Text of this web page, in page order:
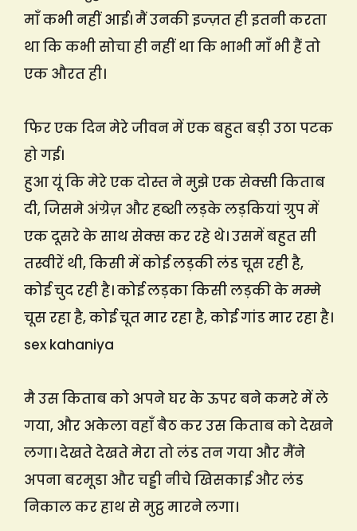
माँ कभी नहीं आई। मैं उनकी इज्ज़त ही इतनी करता
था कि कभी सोचा ही नहीं था कि भाभी माँ भी हैं तो
एक औरत ही।
फिर एक दिन मेरे जीवन में एक बहुत बड़ी उठा पटक
हो गई।
हुआ यूं कि मेरे एक दोस्त ने मुझे एक सेक्सी किताब
दी, जिसमे अंग्रेज़ और हब्शी लड़के लड़कियां ग्रुप में
एक दूसरे के साथ सेक्स कर रहे थे। उसमें बहुत सी
तस्वीरें थी, किसी में कोई लड़की लंड चूस रही है,
कोई चुद रही है। कोई लड़का किसी लड़की के मम्मे
चूस रहा है, कोई चूत मार रहा है, कोई गांड मार रहा है।
sex kahaniya
मै उस किताब को अपने घर के ऊपर बने कमरे में ले
गया, और अकेला वहाँ बैठ कर उस किताब को देखने
लगा। देखते देखते मेरा तो लंड तन गया और मैंने
अपना बरमूडा और चड्डी नीचे खिसकाई और लंड
निकाल कर हाथ से मुट्ठ मारने लगा।